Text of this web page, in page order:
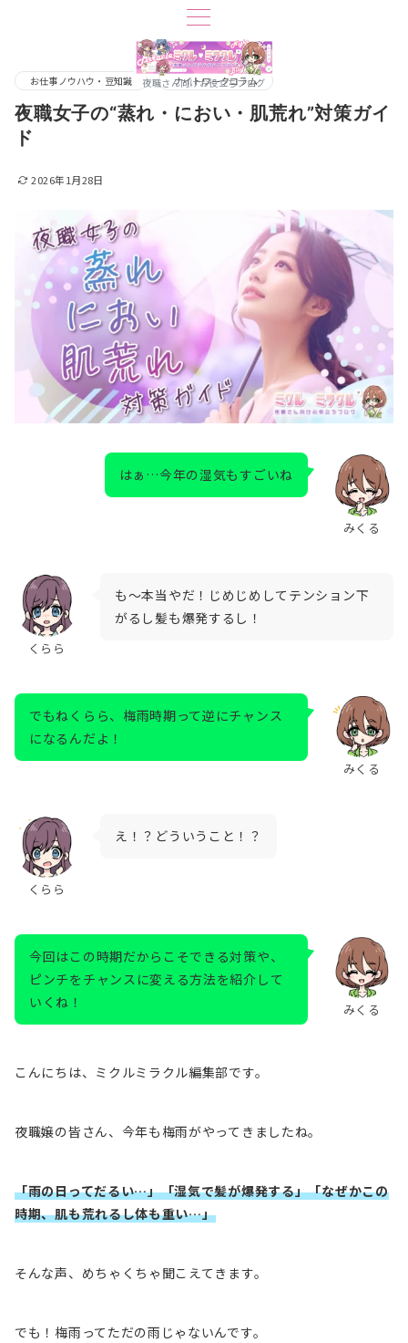
夜職さん向けお役立ちブログ
お仕事ノウハウ・豆知識 ナイトワークコラム
夜職女子の“蒸れ・におい・肌荒れ”対策ガイ
ド
2026年1月28日
みくる
はぁ…今年の湿気もすごいね
くらら
も～本当やだ！じめじめしてテンション下
がるし髪も爆発するし！
みくる
でもねくらら、梅雨時期って逆にチャンス
になるんだよ！
くらら
え！？どういうこと！？
みくる
今回はこの時期だからこそできる対策や、
ピンチをチャンスに変える方法を紹介して
いくね！
こんにちは、ミクルミラクル編集部です。
夜職嬢の皆さん、今年も梅雨がやってきましたね。
「雨の日ってだるい…」「湿気で髪が爆発する」「なぜかこの
時期、肌も荒れるし体も重い…」
そんな声、めちゃくちゃ聞こえてきます。
でも！梅雨ってただの雨じゃないんです。